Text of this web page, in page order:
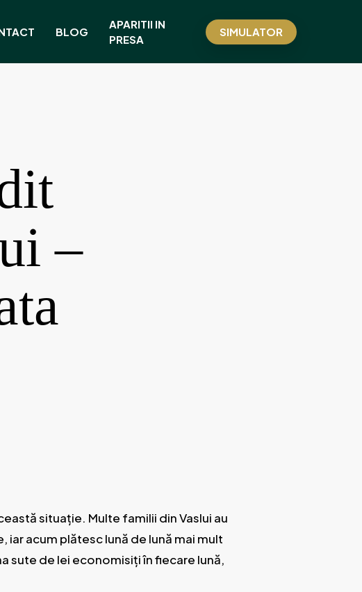
BLOG
APARITII IN
PRESA
SIMULATOR
–
situație. Multe familii din Vaslui au
acum plătesc lună de lună mai mult
sute de lei economisiți în fiecare lună,